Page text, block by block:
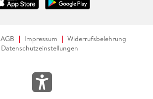
AGB Impressum
Widerrufsbelehrung
Datenschutzeinstellungen